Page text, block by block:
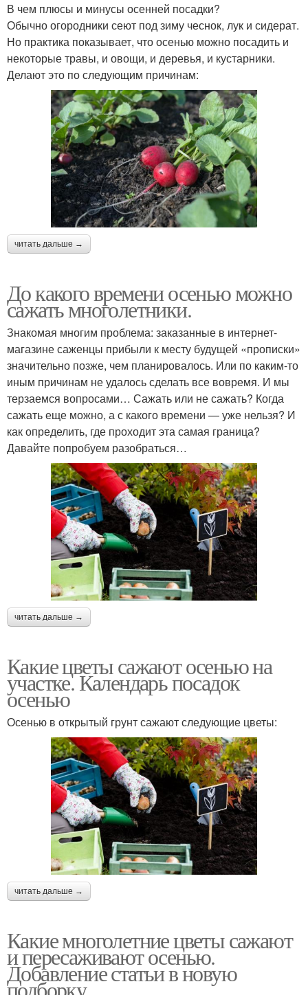
В чем плюсы и минусы осенней посадки?
Обычно огородники сеют под зиму чеснок, лук и сидерат.
Но практика показывает, что осенью можно посадить и
некоторые травы, и овощи, и деревья, и кустарники.
Делают это по следующим причинам:
читать дальше →
До какого времени осенью можно
сажать многолетники.
Знакомая многим проблема: заказанные в интернет-
магазине саженцы прибыли к месту будущей «прописки»
значительно позже, чем планировалось. Или по каким-то
иным причинам не удалось сделать все вовремя. И мы
терзаемся вопросами… Сажать или не сажать? Когда
сажать еще можно, а с какого времени — уже нельзя? И
как определить, где проходит эта самая граница?
Давайте попробуем разобраться…
читать дальше →
Какие цветы сажают осенью на
участке. Календарь посадок
осенью
Осенью в открытый грунт сажают следующие цветы:
читать дальше →
Какие многолетние цветы сажают
и пересаживают осенью.
Добавление статьи в новую
подборку